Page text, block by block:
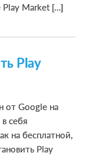
Play Market […]
Play
от Google на
себя
на бесплатной,
Play